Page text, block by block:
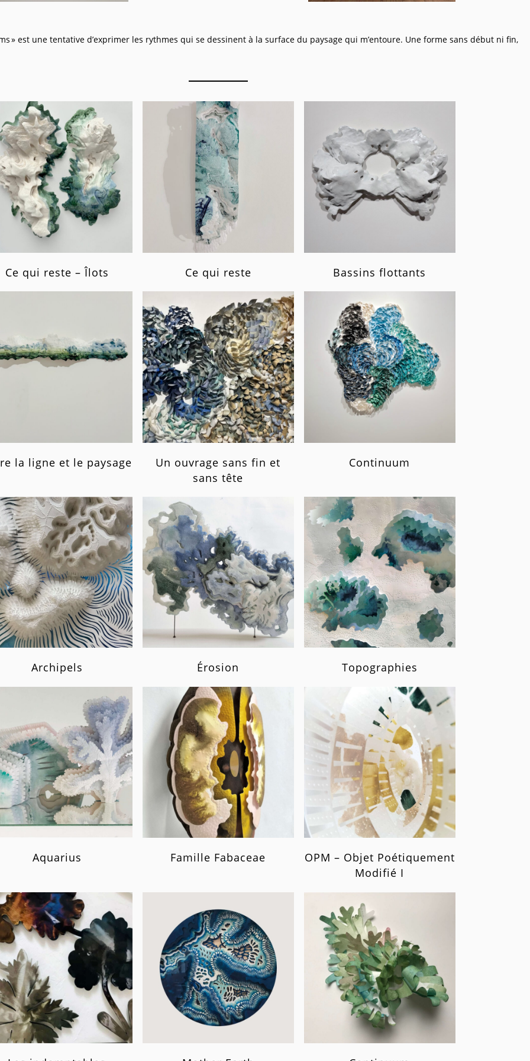
» est une tentative d’exprimer les rythmes qui se dessinent à la surface du paysage qui m’entoure. Une forme sans début ni fin,
Ce qui reste – Îlots Ce qui reste Bassins flottants
la ligne et le paysage
Un ouvrage sans fin et
sans tête
Continuum
Archipels Érosion Topographies
Aquarius Famille Fabaceae
OPM – Objet Poétiquement
Modifié I